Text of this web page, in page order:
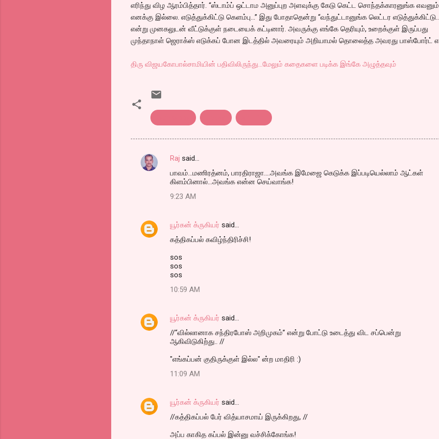
எரிந்து விழ ஆரம்பித்தார். “ஸ்டாம்ப் ஒட்டாம அனுப்புற அளவுக்கு கேடு கெட்ட சொந்தக்காரனுங்க எவனும்
எனக்கு இல்லை. எடுத்துக்கிட்டு கெளம்பு…” இது போதாதென்று “வந்துட்டானுங்க லெட்டர
என்று முனகலுடன் வீட்டுக்குள் நடையைக் கட்டினார். அவருக்கு எங்கே தெரியும், உறைக்குள் இருப்பது
முந்தாநாள் ஜெராக்ஸ் எடுக்கப் போன இடத்தில் அவரையும் அறியாமல் தொலைத்த அவரது பாஸ்போர்ட்
திரு விஜயகோபால்சாமியின் பதிவிலிருந்து...மேலும் கதைகளை படிக்க இங்கே அழுத்தவும்
C
n
Raj said…
பாவம்...மணிரத்னம், பாரதிராஜா....அவங்க இமேஜை கெடுக்க இப்படியெல்லாம் ஆட்கள்
கிளம்பினால்...அவங்க என்ன செய்வாங்க!
9:23 AM
யூர்கன் க்ருகியர் said…
கத்திகப்பல் கவிழ்ந்திரிச்சி!
sos
sos
sos
10:59 AM
யூர்கன் க்ருகியர் said…
//“வில்லானாக சந்திரபோஸ் அறிமுகம்” என்று போட்டு உடைத்து விட சப்பென்று
ஆகிவிடுகிற்து.. //
"எங்கப்பன் குதிருக்குள் இல்ல" ன்ற மாதிரி :)
11:09 AM
யூர்கன் க்ருகியர் said…
//கத்திகப்பல் பேர் வித்யாசமாய் இருக்கிறது, //
அப்ப காகித கப்பல் இன்னு வச்சிக்கோங்க!